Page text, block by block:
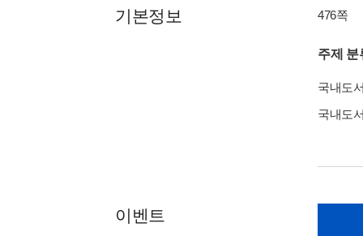
기본정보 476쪽
주제 분
국내도
국내도
이벤트